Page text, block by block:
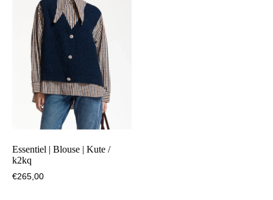
Essentiel | Blouse | Kute /
k2kq
€265,00